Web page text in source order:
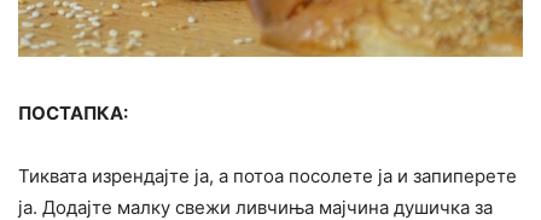
ПОСТАПКА:
Тиквата изрендајте ја, а потоа посолете ја и запиперете
ја. Додајте малку свежи ливчиња мајчина душичка за